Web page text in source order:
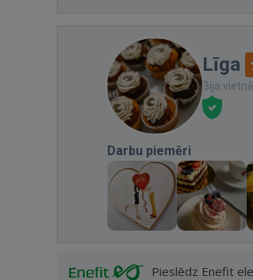
Līga
Bija
Darbu piemēri
Pieslēdz Enefit